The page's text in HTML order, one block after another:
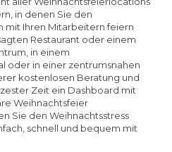
in denen Sie den
mit Ihren Mitarbeitern feiern
Restaurant oder einem
in einem
oder in einer zentrumsnahen
kostenlosen Beratung und
Zeit ein Dashboard mit
Weihnachtsfeier
Sie den Weihnachtsstress
schnell und bequem mit